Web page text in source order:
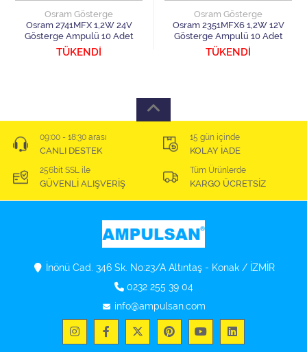
Osram Gösterge
Osram 2741MFX 1,2W 24V
Gösterge Ampulü 10 Adet
TÜKENDİ
Osram Gösterge
Osram 2351MFX6 1,2W 12V
Gösterge Ampulü 10 Adet
TÜKENDİ
09:00 - 18:30 arası
CANLI DESTEK
15 gün içinde
KOLAY İADE
256bit SSL ile
GÜVENLİ ALIŞVERİŞ
Tüm Ürünlerde
KARGO ÜCRETSİZ
İnönü Cad. 346 Sk. No:23/A Altıntaş - Konak / İZMİR
0232 255 39 04
info@ampulsan.com